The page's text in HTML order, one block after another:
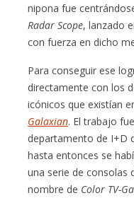
nipona fue
Radar Scope, lanzado
con fuerza en dicho
Para conseguir ese
directamente con los
icónicos que existían
Galaxian. El trabajo
departamento de I+D
hasta entonces se
una serie de consolas
nombre de Color TV-